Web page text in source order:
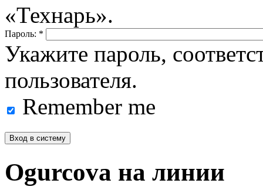
«Технарь».
Пароль: *
Укажите пароль,
пользователя.
Remember me
Ogurcova на линии